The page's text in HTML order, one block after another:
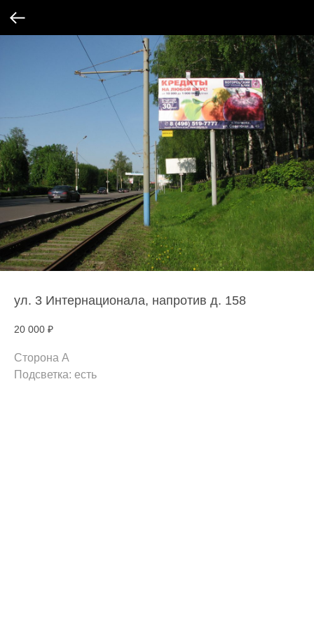
ул. 3 Интернационала, напротив д. 158
20 000 ₽
Сторона A
Подсветка: есть